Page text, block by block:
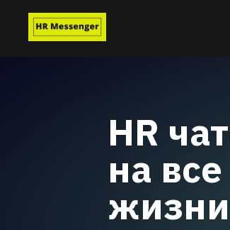
HR
на
жизни